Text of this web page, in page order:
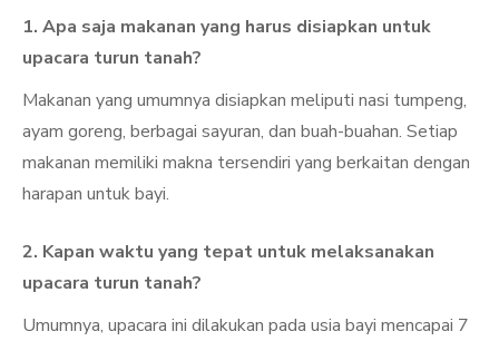
1. Apa saja makanan yang harus disiapkan untuk
upacara turun tanah?
Makanan yang umumnya disiapkan meliputi nasi tumpeng,
ayam goreng, berbagai sayuran, dan buah-buahan. Setiap
makanan memiliki makna tersendiri yang berkaitan dengan
harapan untuk bayi.
2. Kapan waktu yang tepat untuk melaksanakan
upacara turun tanah?
Umumnya, upacara ini dilakukan pada usia bayi mencapai 7